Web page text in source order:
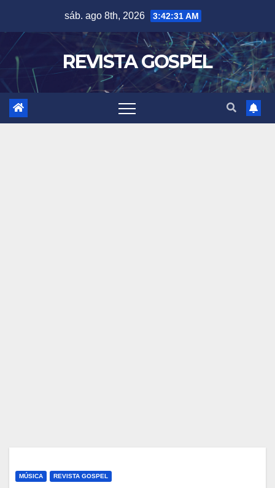
content
sáb. ago 8th, 2026 3:42:34 AM
REVISTA GOSPEL
MÚSICA REVISTA GOSPEL